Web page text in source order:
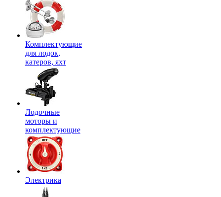
Комплектующие
для лодок,
катеров, яхт
Лодочные
моторы и
комплектующие
Электрика